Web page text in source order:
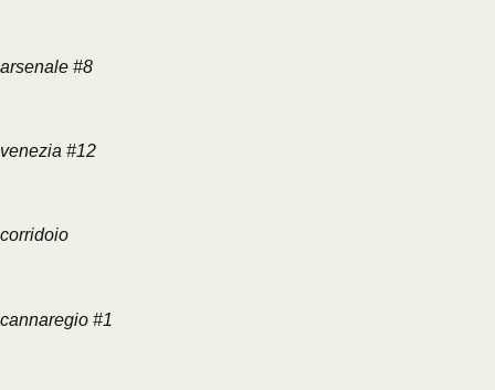
arsenale #8
venezia #12
corridoio
cannaregio #1